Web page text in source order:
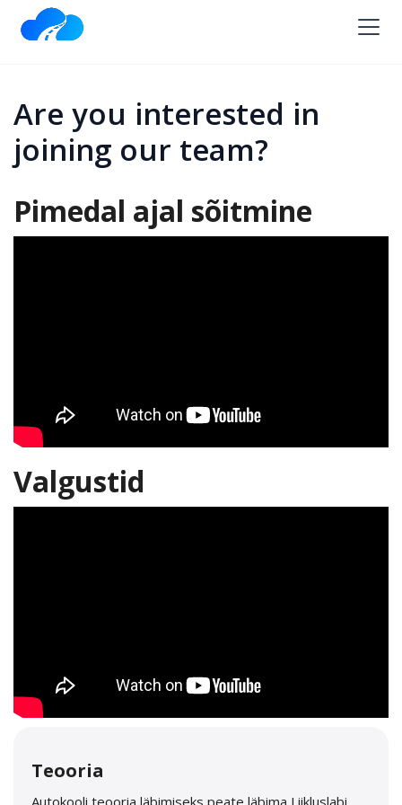
Are you interested in
joining our team?
Pimedal ajal sõitmine
Valgustid
Teooria
Autokooli teooria läbimiseks peate läbima Liikluslabi